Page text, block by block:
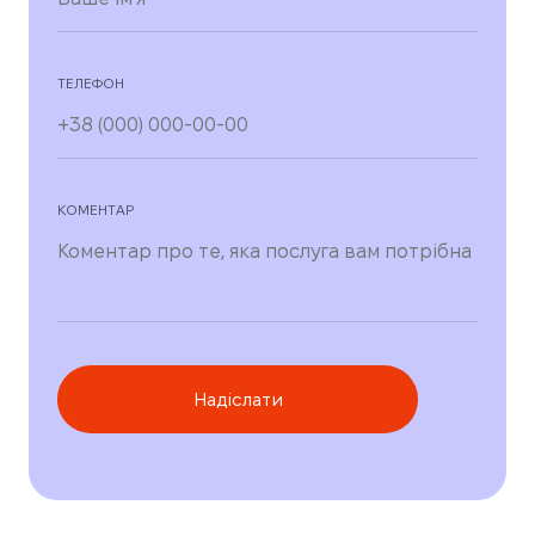
ТЕЛЕФОН
КОМЕНТАР
Надіслати